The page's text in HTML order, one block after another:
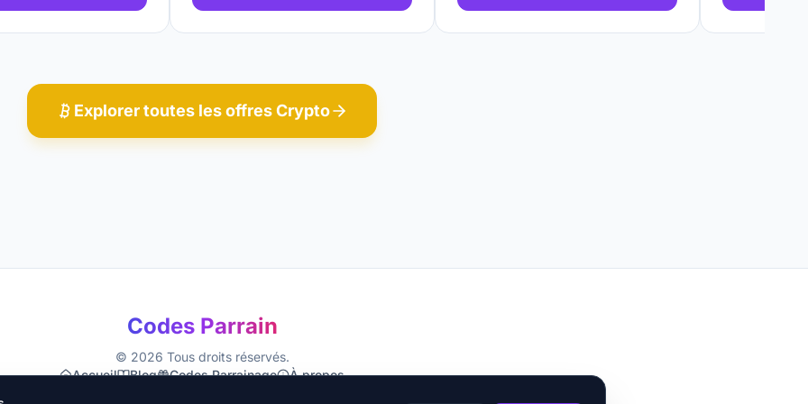
Explorer toutes les offresCrypto
Codes Parrain
© 2026 Tous droits réservés.
Accueil
Blog Codes Parrainage
À propos